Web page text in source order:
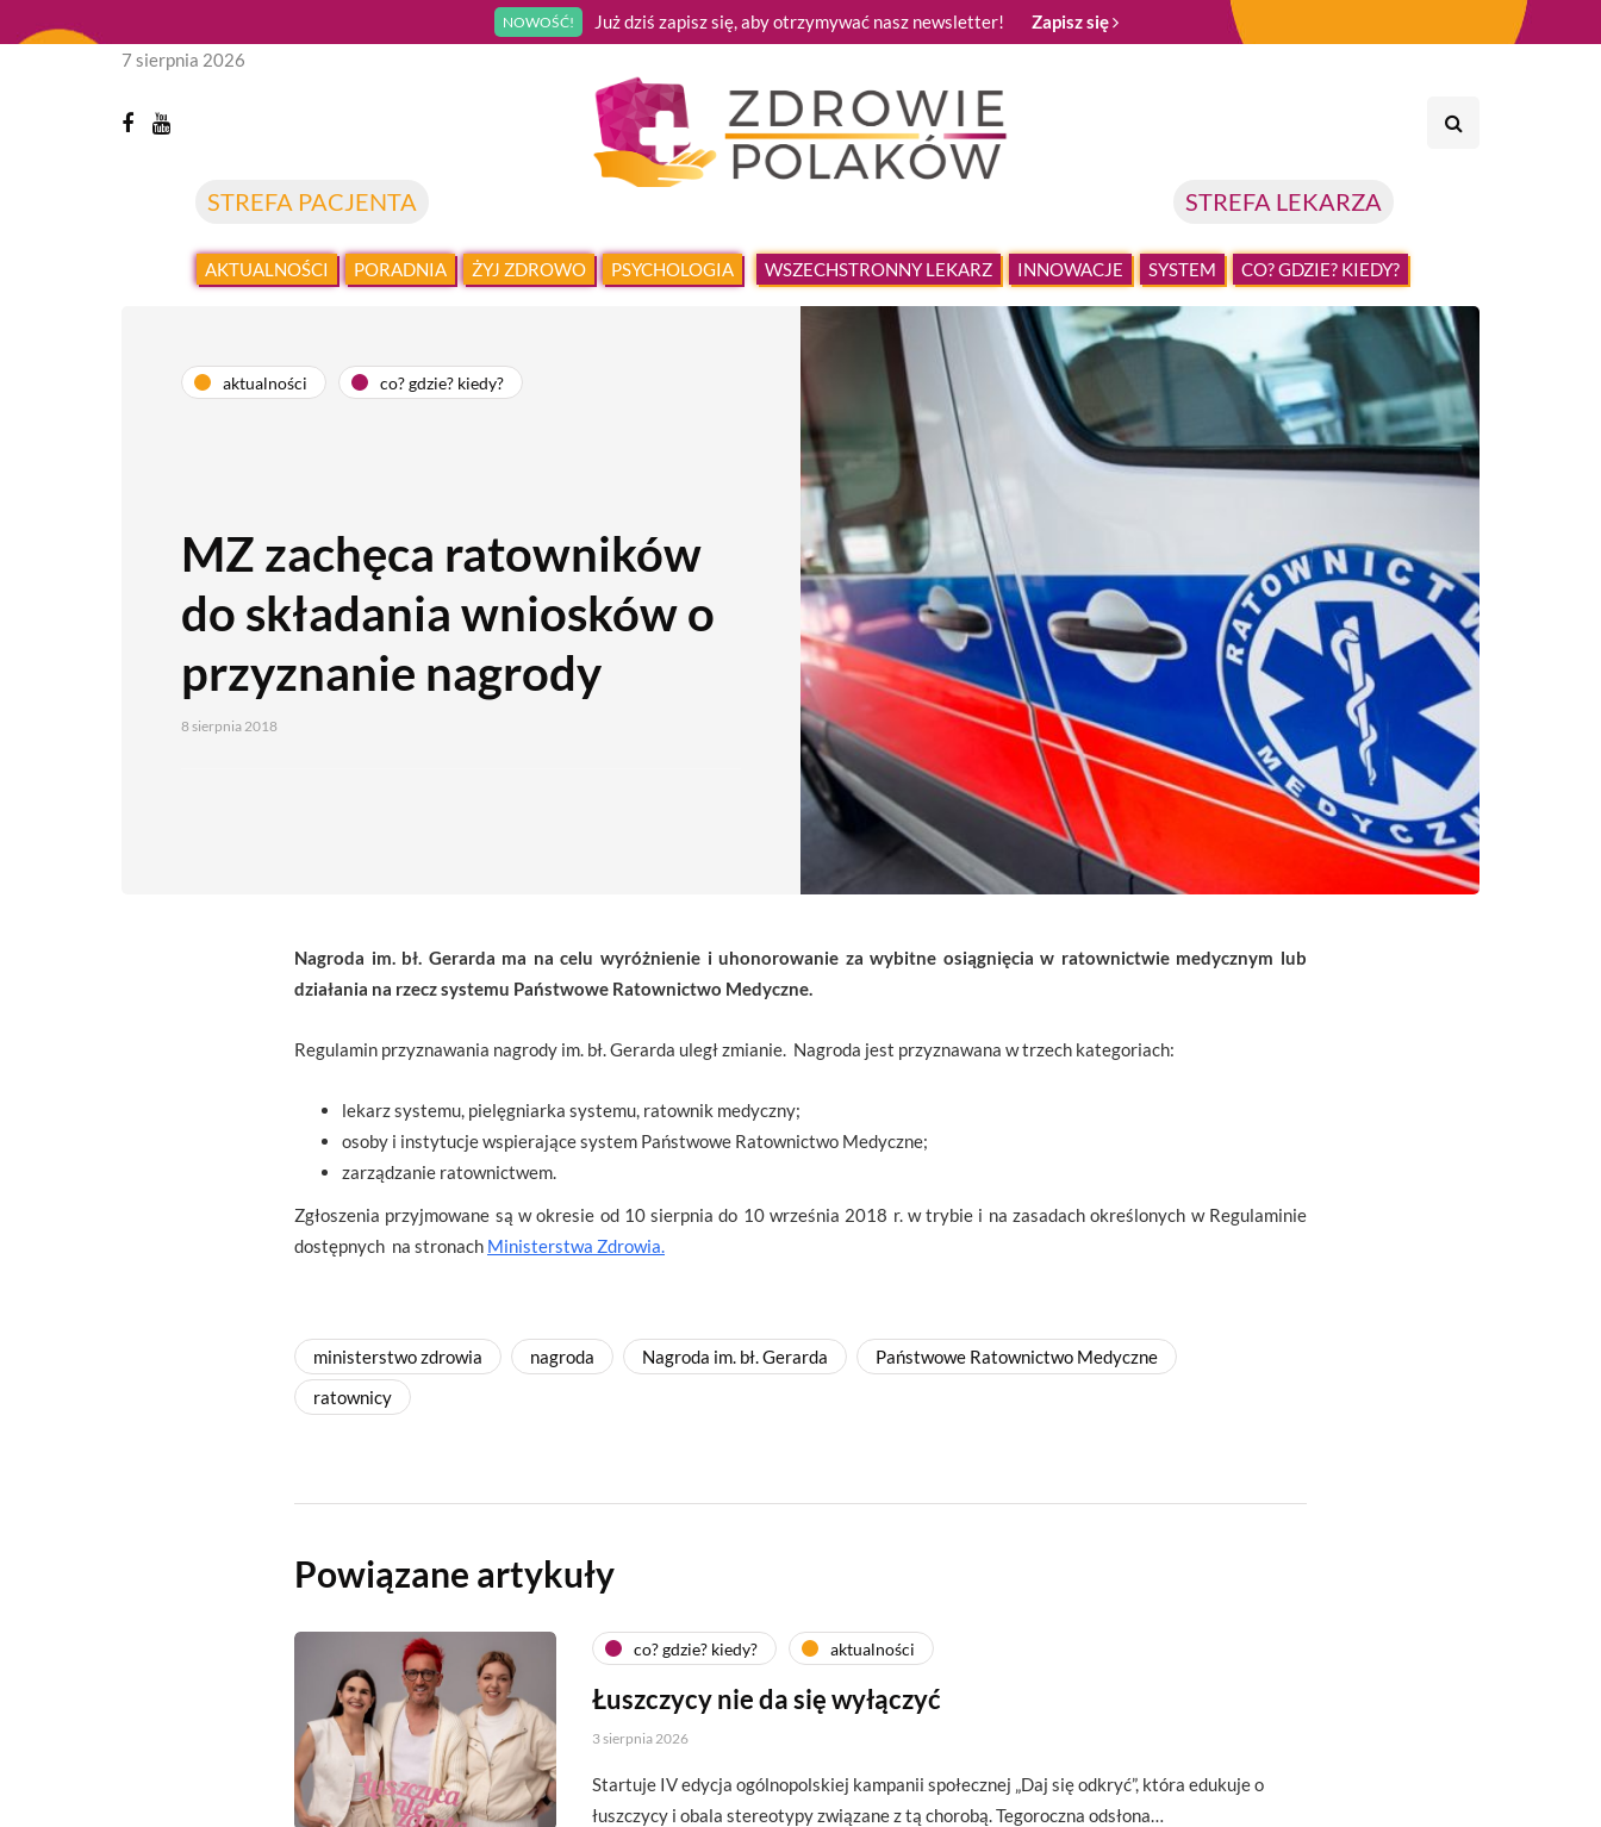
NOWOŚĆ! Już dziś zapisz się, aby otrzymywać nasz newsletter! Zapisz się
STREFA PACJENTA STREFA LEKARZA
7 sierpnia 2026
AKTUALNOŚCI PORADNIA ŻYJ ZDROWO PSYCHOLOGIA WSZECHSTRONNY LEKARZ INNOWACJE SYSTEM CO? GDZIE? KIEDY?
aktualności co? gdzie? kiedy?
MZ zachęca ratowników
do składania wniosków o
przyznanie nagrody
8 sierpnia 2018
Nagroda im. bł. Gerarda ma na celu wyróżnienie i uhonorowanie za wybitne osiągnięcia w ratownictwie medycznym lub
działania na rzecz systemu Państwowe Ratownictwo Medyczne.
Regulamin przyznawania nagrody im. bł. Gerarda uległ zmianie. Nagroda jest przyznawana w trzech kategoriach:
lekarz systemu, pielęgniarka systemu, ratownik medyczny;
osoby i instytucje wspierające system Państwowe Ratownictwo Medyczne;
zarządzanie ratownictwem.
Zgłoszenia przyjmowane są w okresie od 10 sierpnia do 10 września 2018 r. w trybie i na zasadach określonych w Regulaminie
dostępnych na stronach Ministerstwa Zdrowia.
ministerstwo zdrowia nagroda Nagroda im. bł. Gerarda
Państwowe Ratownictwo Medyczne
ratownicy
Powiązane artykuły
co? gdzie? kiedy? aktualności
Łuszczycy nie da się wyłączyć
3 sierpnia 2026
Startuje IV edycja ogólnopolskiej kampanii społecznej „Daj się odkryć”, która edukuje o
łuszczycy i obala stereotypy związane z tą chorobą. Tegoroczna odsłona…